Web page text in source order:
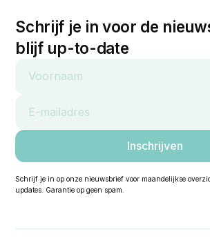
Schrijf je in voor de
blijf up-to-date
Schrijf je in op onze nieuwsbrief voor maandelijkse
updates. Garantie op geen spam.